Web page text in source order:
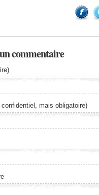
commentaire
mais obligatoire)